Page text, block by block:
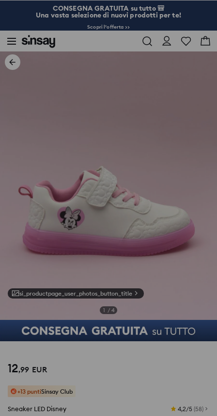
CONSEGNA GRATUITA su tutto 🎒
Una vasta selezione di nuovi prodotti per te!
Scopri l’offerta >>
si_productpage_user_photos_button_title
1 / 4
12,99 EUR
+13 puntiSinsay Club
Sneaker LED Disney 4,2/5 (58)